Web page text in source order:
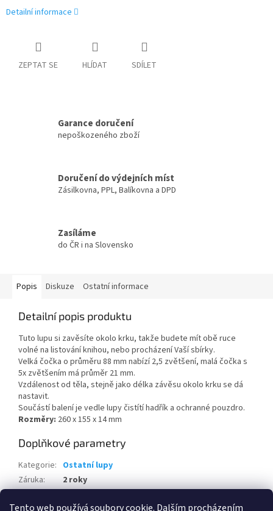
Tento web používá soubory cookie. Dalším procházením
Detailní informace
ZEPTAT SE HLÍDAT SDÍLET
Garance doručení
nepoškozeného zboží
Doručení do výdejních míst
Zásilkovna, PPL, Balíkovna a DPD
Zasíláme
do ČR i na Slovensko
Popis Diskuze Ostatní informace
Detailní popis produktu
Tuto lupu si zavěsíte okolo krku, takže budete mít obě ruce
volné na listování knihou, nebo procházení Vaší sbírky.
Velká čočka o průměru 88 mm nabízí 2,5 zvětšení, malá čočka s
5x zvětšením má průměr 21 mm.
Vzdálenost od těla, stejně jako délka závěsu okolo krku se dá
nastavit.
Součástí balení je vedle lupy čistítí hadřík a ochranné pouzdro.
Rozměry: 260 x 155 x 14 mm
Doplňkové parametry
Kategorie: Ostatní lupy
Záruka:
2 roky